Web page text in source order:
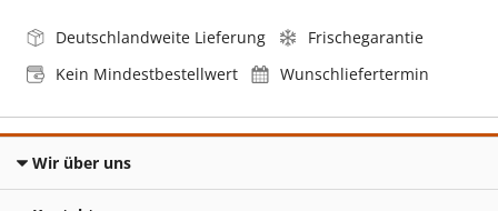
Deutschlandweite Lieferung
Frischegarantie
Kein Mindestbestellwert
Wunschliefertermin
Wir über uns